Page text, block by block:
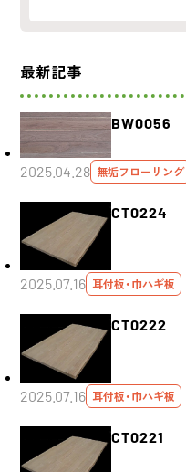
最新記事
BW0056
2025.04.28 無垢フローリング
CT0224
2025.07.16 耳付板・巾ハギ板
CT0222
2025.07.16 耳付板・巾ハギ板
CT0221